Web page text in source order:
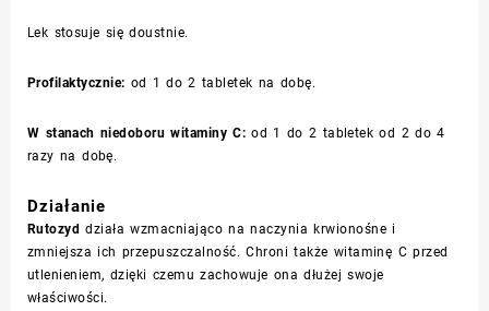
Lek stosuje się doustnie.
Profilaktycznie: od 1 do 2 tabletek na dobę.
W stanach niedoboru witaminy C: od 1 do 2 tabletek od 2 do 4
razy na dobę.
Działanie
Rutozyd działa wzmacniająco na naczynia krwionośne i
zmniejsza ich przepuszczalność. Chroni także witaminę C przed
utlenieniem, dzięki czemu zachowuje ona dłużej swoje
właściwości.